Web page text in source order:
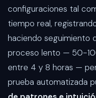
configuraciones tal
tiempo real,
haciendo seguimiento
proceso lento — 50-
entre 4 y 8 horas —
prueba automatizada